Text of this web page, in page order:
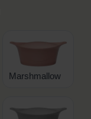
Marshmallow